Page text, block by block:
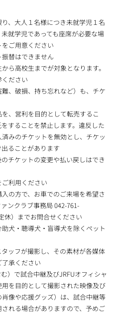
、大人１名様につき未就学児１名
就学児であっても座席が必要な場
ご用意ください
替はできません
ら高校生までが対象となります。
ださい
、破損、持ち忘れなど）も、チケ
、営利を目的として転売するこ
することを禁止します。違反した
みのチケットを無効とし、チケッ
ることがあります
チケットの変更や払い戻しはでき
利用ください
の方で、お車でのご来場を希望さ
ンクラブ事務局 042-761-
）までお問合せください
犬・聴導犬・盲導犬を除くペット
ッフが撮影し、その素材が各媒体
承ください
）で試合中継及びJRFUオフィシャ
を目的として撮影された映像及び
像や応援グッズ）は、試合中継等
れる場合がありますので、予めご